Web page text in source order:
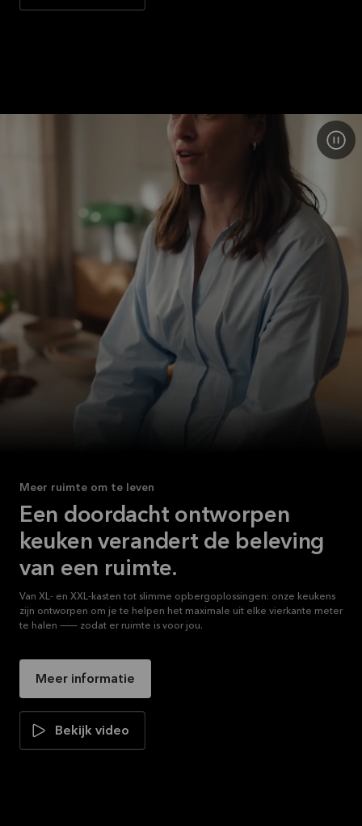
Meer ruimte om te leven
Een doordacht ontworpen
keuken verandert de beleving
van een ruimte.
Van XL- en XXL-kasten tot slimme opbergoplossingen: onze keukens
zijn ontworpen om je te helpen het maximale uit elke vierkante meter
te halen — zodat er ruimte is voor jou.
Meer informatie
Bekijk video